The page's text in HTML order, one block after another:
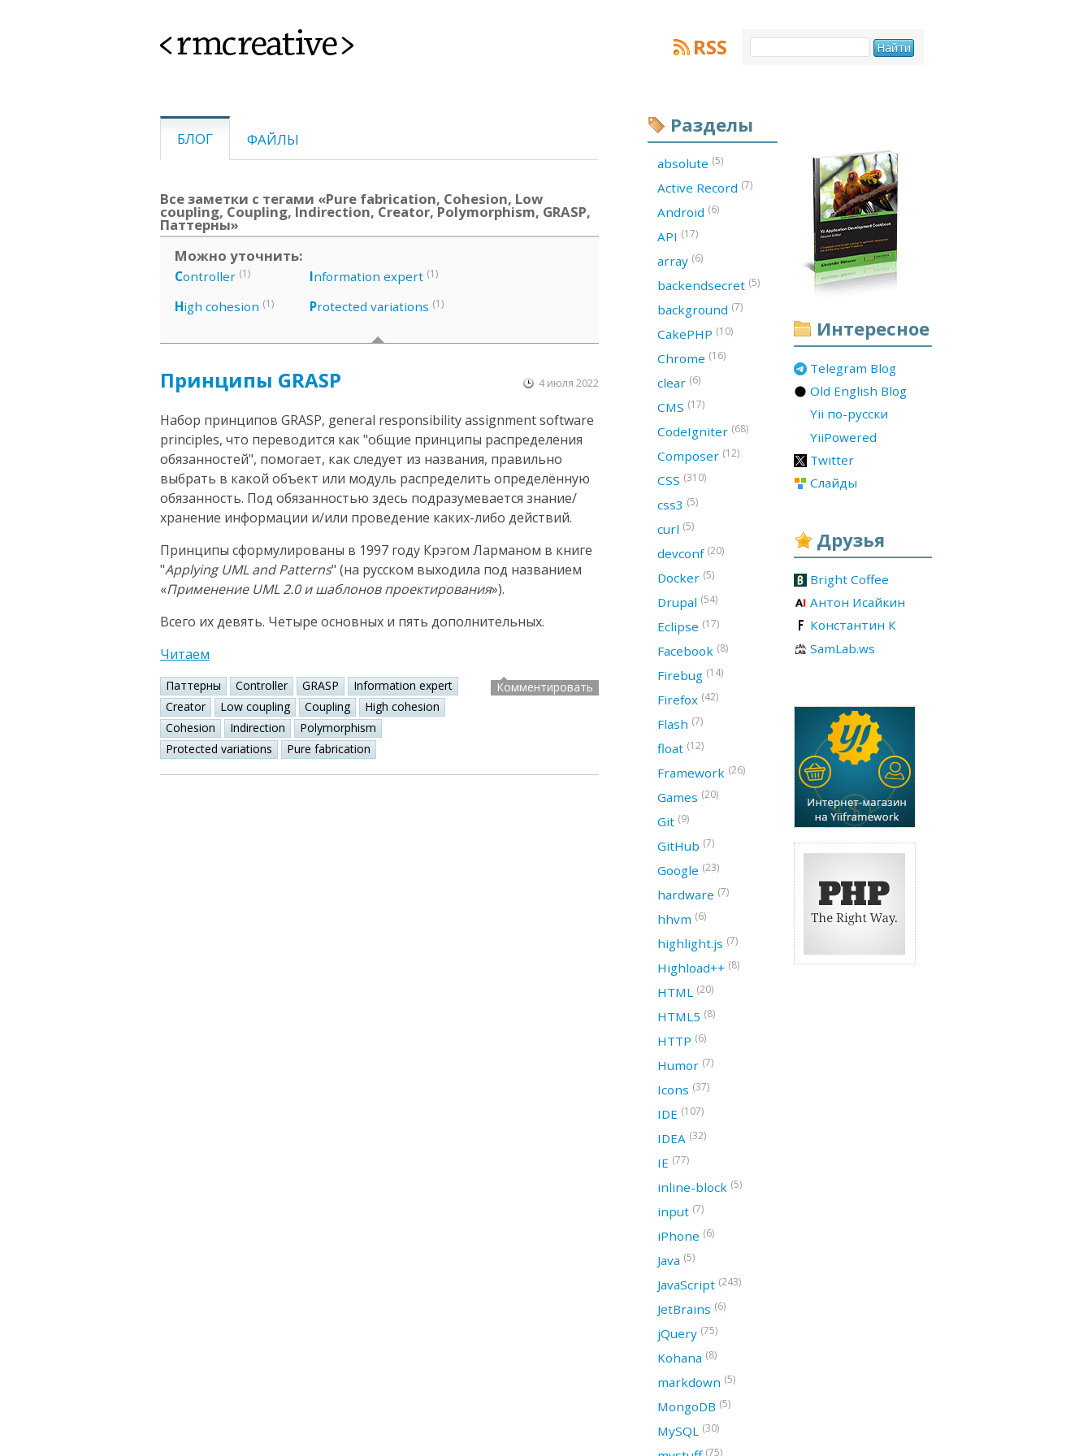
<rmcreative> RSS
БЛОГ ФАЙЛЫ
Все заметки с тегами «Pure fabrication, Cohesion, Low
coupling, Coupling, Indirection, Creator, Polymorphism, GRASP,
Паттерны»
Можно уточнить:
Controller (1)
High cohesion (1)
Information expert (1)
Protected variations (1)
Принципы GRASP 4 июля 2022
Набор принципов GRASP, general responsibility assignment software
principles, что переводится как "общие принципы распределения
обязанностей", помогает, как следует из названия, правильно
выбрать в какой объект или модуль распределить определённую
обязанность. Под обязанностью здесь подразумевается знание/
хранение информации и/или проведение каких-либо действий.
Принципы сформулированы в 1997 году Крэгом Ларманом в книге
"Applying UML and Patterns" (на русском выходила под названием
«Применение UML 2.0 и шаблонов проектирования»).
Всего их девять. Четыре основных и пять дополнительных.
Читаем
Паттерны Controller GRASP
Information expert
Creator
Low coupling Coupling
High cohesion
Cohesion
Indirection
Polymorphism
Protected variations
Pure fabrication
Комментировать
Интересное
Telegram Blog
Old English Blog
Yii по-русски
YiiPowered
Twitter
Слайды
Друзья
Bright Coffee
Антон Исайкин
Константин К
SamLab.ws
Разделы
absolute (5)
Active Record (7)
Android (6)
API (17)
array (6)
backendsecret (5)
background (7)
CakePHP (10)
Chrome (16)
clear (6)
CMS (17)
CodeIgniter (68)
Composer (12)
CSS (310)
css3 (5)
curl (5)
devconf (20)
Docker (5)
Drupal (54)
Eclipse (17)
Facebook (8)
Firebug (14)
Firefox (42)
Flash (7)
float (12)
Framework (26)
Games (20)
Git (9)
GitHub (7)
Google (23)
hardware (7)
hhvm (6)
highlight.js (7)
Highload++ (8)
HTML (20)
HTML5 (8)
HTTP (6)
Humor (7)
Icons (37)
IDE (107)
IDEA (32)
IE (77)
inline-block (5)
input (7)
iPhone (6)
Java (5)
JavaScript (243)
JetBrains (6)
jQuery (75)
Kohana (8)
markdown (5)
MongoDB (5)
MySQL (30)
(75)